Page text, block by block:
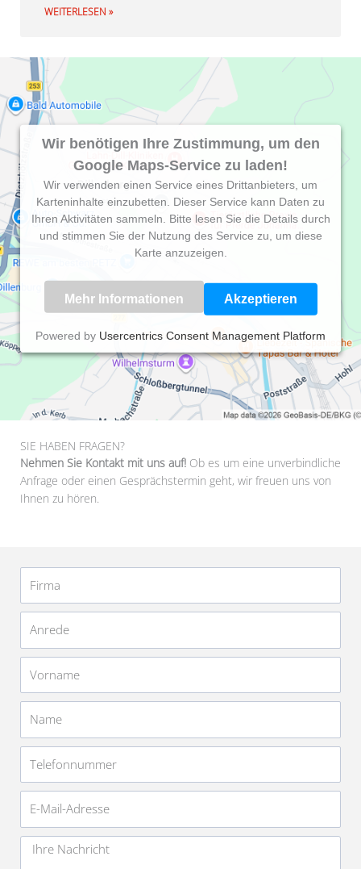
WEITERLESEN »
Wir benötigen Ihre Zustimmung, um den
Google Maps-Service zu laden!
Wir verwenden einen Service eines Drittanbieters, um
Karteninhalte einzubetten. Dieser Service kann Daten zu
Ihren Aktivitäten sammeln. Bitte lesen Sie die Details durch
und stimmen Sie der Nutzung des Service zu, um diese
Karte anzuzeigen.
Mehr Informationen Akzeptieren
Powered by Usercentrics Consent Management Platform
SIE HABEN FRAGEN?
Nehmen Sie Kontakt mit uns auf! Ob es um eine unverbindliche
Anfrage oder einen Gesprächstermin geht, wir freuen uns von
Ihnen zu hören.
Mail-
Adresse
Nachricht